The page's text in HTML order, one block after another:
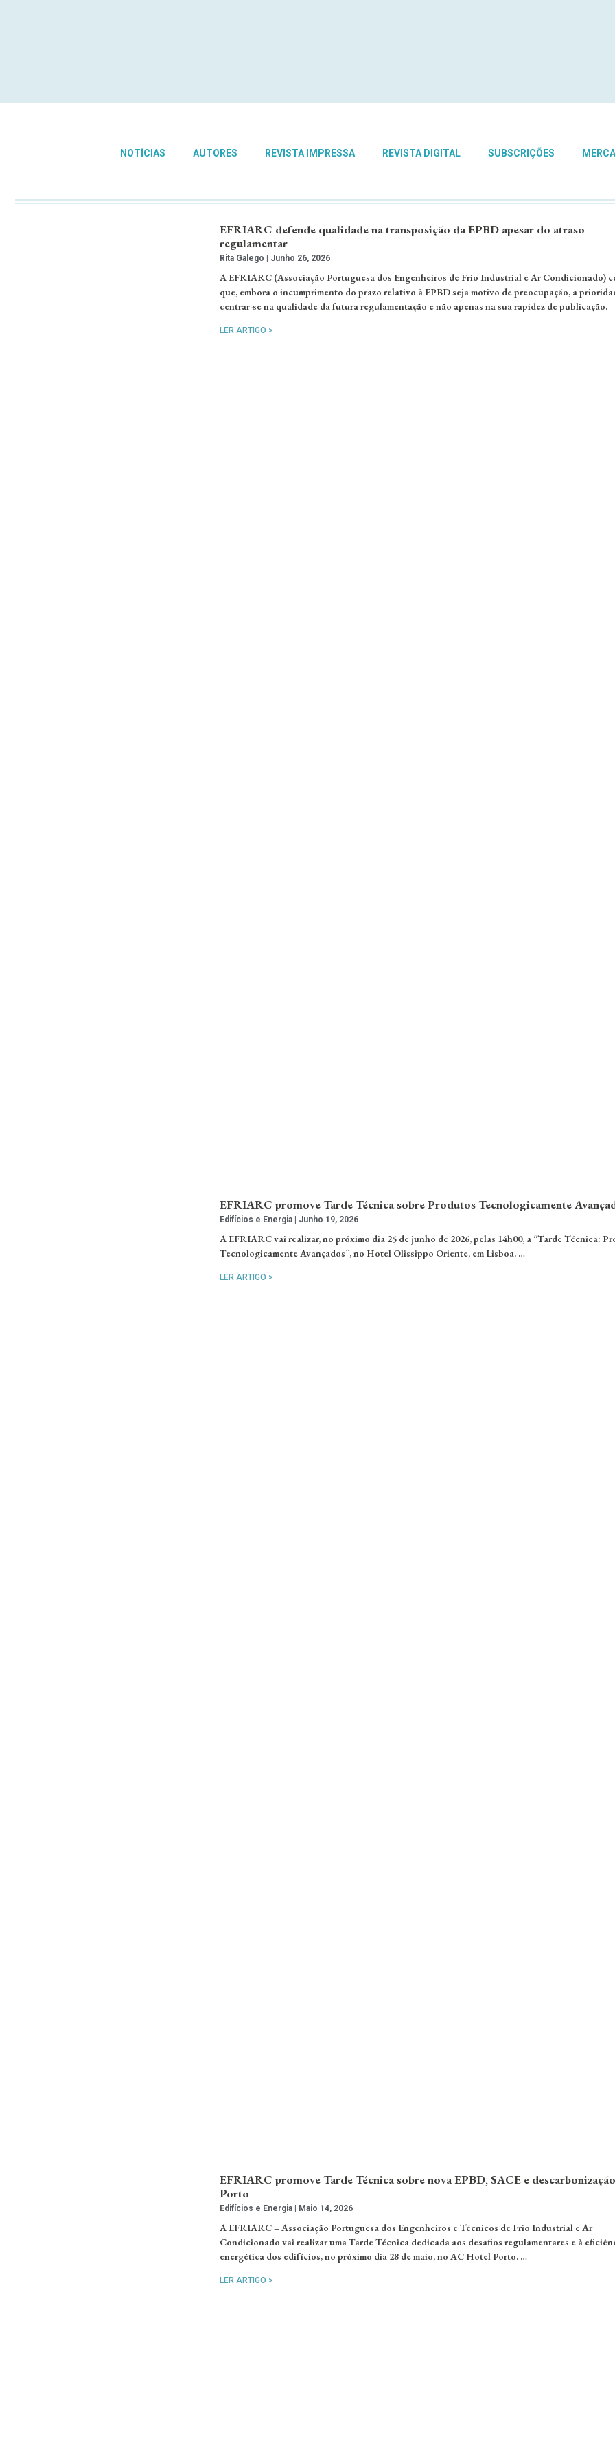
NOTÍCIAS AUTORES REVISTA IMPRESSA REVISTA DIGITAL SUBSCRIÇÕES
EFRIARC defende qualidade na transposição da EPBD apesar do atraso
regulamentar
Rita Galego Junho 26, 2026
A EFRIARC (Associação Portuguesa dos Engenheiros de Frio Industrial e Ar Condicionado)
que, embora o incumprimento do prazo relativo à EPBD seja motivo de preocupação, a
centrar-se na qualidade da futura regulamentação e não apenas na sua rapidez de publicação.
LER ARTIGO >
EFRIARC promove Tarde Técnica sobre Produtos Tecnologicamente
Edifícios e Energia Junho 19, 2026
A EFRIARC vai realizar, no próximo dia 25 de junho de 2026, pelas 14h00, a “Tarde Técnica:
Tecnologicamente Avançados”, no Hotel Olissippo Oriente, em Lisboa. …
LER ARTIGO >
EFRIARC promove Tarde Técnica sobre nova EPBD, SACE e
Porto
Edifícios e Energia Maio 14, 2026
A EFRIARC – Associação Portuguesa dos Engenheiros e Técnicos de Frio Industrial e Ar
Condicionado vai realizar uma Tarde Técnica dedicada aos desafios regulamentares e à
energética dos edifícios, no próximo dia 28 de maio, no AC Hotel Porto. …
LER ARTIGO >